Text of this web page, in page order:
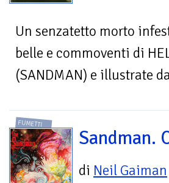
Un senzatetto morto
belle e commoventi di
(SANDMAN) e illustrate
FUMETTI
Sandman.
di Neil Gaiman